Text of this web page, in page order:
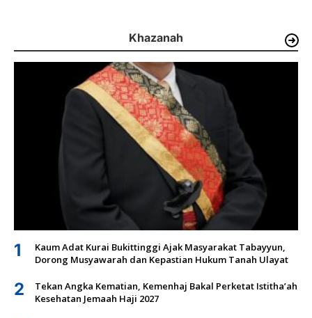
Khazanah
1
Kaum Adat Kurai Bukittinggi Ajak Masyarakat Tabayyun,
Dorong Musyawarah dan Kepastian Hukum Tanah Ulayat
2
Tekan Angka Kematian, Kemenhaj Bakal Perketat Istitha’ah
Kesehatan Jemaah Haji 2027